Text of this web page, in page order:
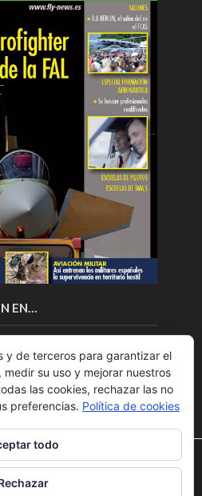
EN…
Noticias aerospacial
la mejor experiencia en
qué cookies utilizamos o
y de terceros para garantizar el
su uso y mejorar nuestros
las cookies, rechazar las no
preferencias. Política de cookies
todo